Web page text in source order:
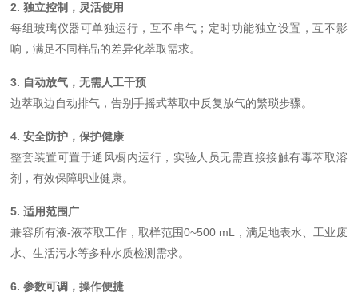
2. 独立控制，灵活使用
每组玻璃仪器可单独运行，互不串气；定时功能独立设置，互不影
响，满足不同样品的差异化萃取需求。
3. 自动放气，无需人工干预
边萃取边自动排气，告别手摇式萃取中反复放气的繁琐步骤。
4. 安全防护，保护健康
整套装置可置于通风橱内运行，实验人员无需直接接触有毒萃取溶
剂，有效保障职业健康。
5. 适用范围广
兼容所有液-液萃取工作，取样范围0~500 mL，满足地表水、工业废
水、生活污水等多种水质检测需求。
6. 参数可调，操作便捷